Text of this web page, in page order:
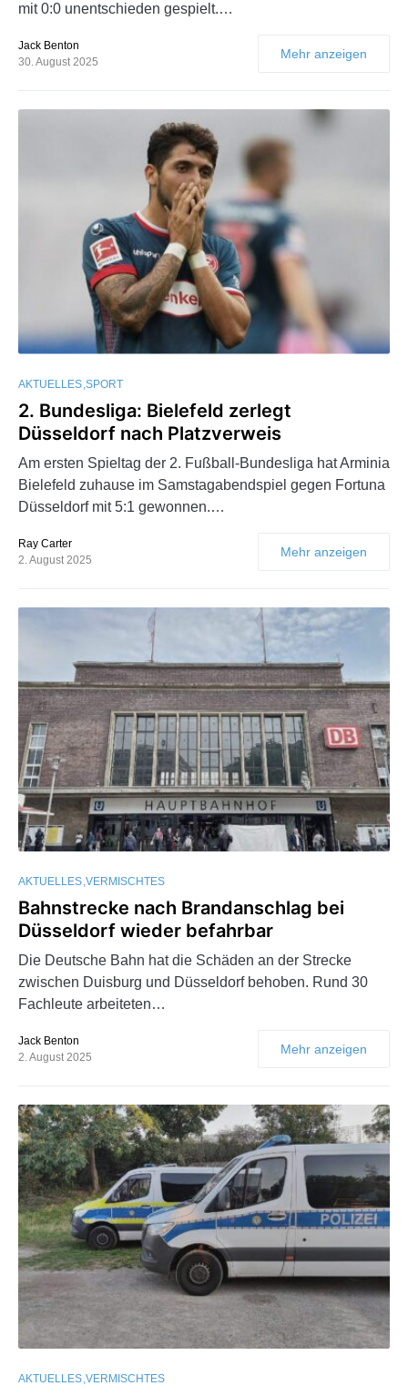
mit 0:0 unentschieden gespielt.…
Jack Benton
30. August 2025
Mehr anzeigen
AKTUELLES SPORT
2. Bundesliga: Bielefeld zerlegt
Düsseldorf nach Platzverweis
Am ersten Spieltag der 2. Fußball-Bundesliga hat Arminia
Bielefeld zuhause im Samstagabendspiel gegen Fortuna
Düsseldorf mit 5:1 gewonnen.…
Ray Carter
2. August 2025
Mehr anzeigen
AKTUELLES VERMISCHTES
Bahnstrecke nach Brandanschlag bei
Düsseldorf wieder befahrbar
Die Deutsche Bahn hat die Schäden an der Strecke
zwischen Duisburg und Düsseldorf behoben. Rund 30
Fachleute arbeiteten…
Jack Benton
2. August 2025
Mehr anzeigen
AKTUELLES VERMISCHTES